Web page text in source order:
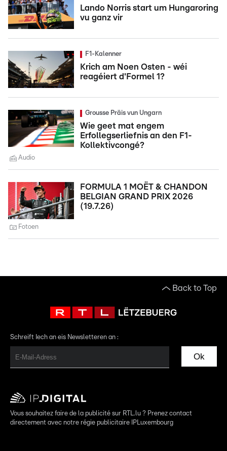
Lando Norris start um Hungaroring
vu ganz vir
F1-Kalenner
Krich am Noen Osten - wéi
reagéiert d'Formel 1?
Grousse Präis vun Ungarn
Wie geet mat engem
Erfollegserliefnis an den F1-
Kollektivcongé?
Audio
FORMULA 1 MOËT & CHANDON
BELGIAN GRAND PRIX 2026
(19.7.26)
Fotoen
Back to Top
Schreift Iech an eis Newsletteren an :
Ok
Vous souhaitez faire de la publicité sur RTL.lu ? Prenez contact
directement avec notre régie publicitaire IPLuxembourg